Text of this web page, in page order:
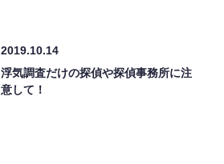
2019.10.14
浮気調査だけの探偵や探偵事務所に注
意して！